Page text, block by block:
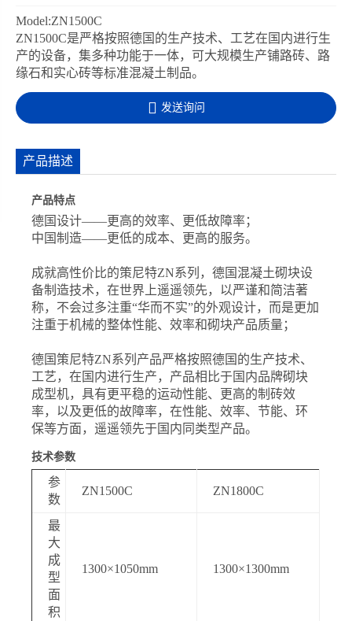
Model:ZN1500C
ZN1500C是严格按照德国的生产技术、工艺在国内进行生
产的设备，集多种功能于一体，可大规模生产铺路砖、路
缘石和实心砖等标准混凝土制品。
发送询问
产品描述
产品特点
德国设计——更高的效率、更低故障率；
中国制造——更低的成本、更高的服务。
成就高性价比的策尼特ZN系列，德国混凝土砌块设
备制造技术，在世界上遥遥领先，以严谨和简洁著
称，不会过多注重“华而不实”的外观设计，而是更加
注重于机械的整体性能、效率和砌块产品质量；
德国策尼特ZN系列产品严格按照德国的生产技术、
工艺，在国内进行生产，产品相比于国内品牌砌块
成型机，具有更平稳的运动性能、更高的制砖效
率，以及更低的故障率，在性能、效率、节能、环
保等方面，遥遥领先于国内同类型产品。
技术参数
参
数
ZN1500C ZN1800C
最
大
成
型
面
积
1300×1050mm 1300×1300mm